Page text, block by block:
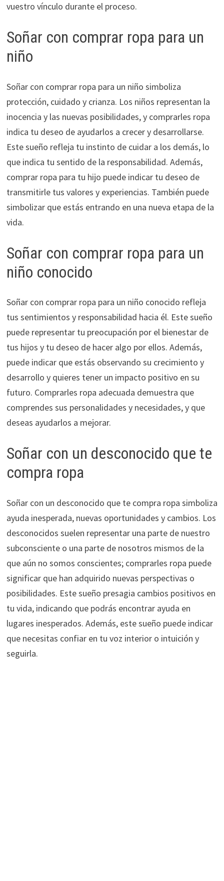
vuestro vínculo durante el proceso.
Soñar con comprar ropa para un
niño
Soñar con comprar ropa para un niño simboliza
protección, cuidado y crianza. Los niños representan la
inocencia y las nuevas posibilidades, y comprarles ropa
indica tu deseo de ayudarlos a crecer y desarrollarse.
Este sueño refleja tu instinto de cuidar a los demás, lo
que indica tu sentido de la responsabilidad. Además,
comprar ropa para tu hijo puede indicar tu deseo de
transmitirle tus valores y experiencias. También puede
simbolizar que estás entrando en una nueva etapa de la
vida.
Soñar con comprar ropa para un
niño conocido
Soñar con comprar ropa para un niño conocido refleja
tus sentimientos y responsabilidad hacia él. Este sueño
puede representar tu preocupación por el bienestar de
tus hijos y tu deseo de hacer algo por ellos. Además,
puede indicar que estás observando su crecimiento y
desarrollo y quieres tener un impacto positivo en su
futuro. Comprarles ropa adecuada demuestra que
comprendes sus personalidades y necesidades, y que
deseas ayudarlos a mejorar.
Soñar con un desconocido que te
compra ropa
Soñar con un desconocido que te compra ropa simboliza
ayuda inesperada, nuevas oportunidades y cambios. Los
desconocidos suelen representar una parte de nuestro
subconsciente o una parte de nosotros mismos de la
que aún no somos conscientes; comprarles ropa puede
significar que han adquirido nuevas perspectivas o
posibilidades. Este sueño presagia cambios positivos en
tu vida, indicando que podrás encontrar ayuda en
lugares inesperados. Además, este sueño puede indicar
que necesitas confiar en tu voz interior o intuición y
seguirla.